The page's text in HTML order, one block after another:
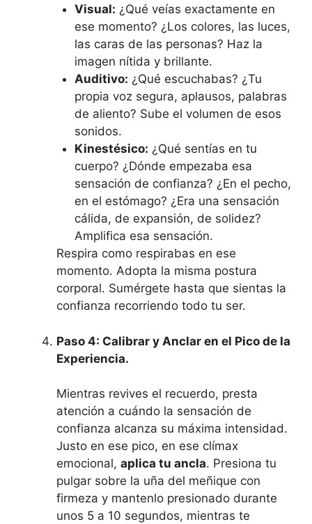
Visual: ¿Qué veías exactamente en
ese momento? ¿Los colores, las luces,
las caras de las personas? Haz la
imagen nítida y brillante.
Auditivo: ¿Qué escuchabas? ¿Tu
propia voz segura, aplausos, palabras
de aliento? Sube el volumen de esos
sonidos.
Kinestésico: ¿Qué sentías en tu
cuerpo? ¿Dónde empezaba esa
sensación de confianza? ¿En el pecho,
en el estómago? ¿Era una sensación
cálida, de expansión, de solidez?
Amplifica esa sensación.
Respira como respirabas en ese
momento. Adopta la misma postura
corporal. Sumérgete hasta que sientas la
confianza recorriendo todo tu ser.
Paso 4: Calibrar y Anclar en el Pico de la
Experiencia.
Mientras revives el recuerdo, presta
atención a cuándo la sensación de
confianza alcanza su máxima intensidad.
Justo en ese pico, en ese clímax
emocional, aplica tu ancla. Presiona tu
pulgar sobre la uña del meñique con
firmeza y mantenlo presionado durante
unos 5 a 10 segundos, mientras te